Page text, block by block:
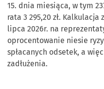
15. dnia miesiąca, w tym
rata 3 295,20 zł.
lipca 2026r. na
oprocentowanie niesie
spłacanych odsetek, a
zadłużenia.